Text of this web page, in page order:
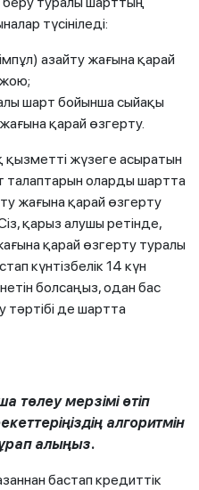
түсініледі:
азайту жағына қарай
шарт бойынша сыйақы
қарай өзгерту.
жүзеге асыратын
оларды шартта
жағына қарай өзгерту
қарыз алушы ретінде,
қарай өзгерту туралы
күнтізбелік 14 күн
болсаңыз, одан бас
тәртібі де шартта
мерзімі өтіп
алгоритмін
алыңыз.
бастап кредиттік